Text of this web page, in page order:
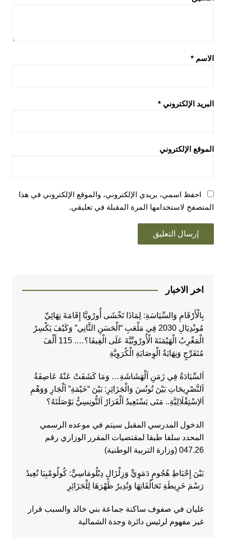
الاسم *
البريد الإلكتروني *
الموقع الإلكتروني
احفظ اسمي، بريدي الإلكتروني، والموقع الإلكتروني في هذا
المتصفح لاستخدامها المرة المقبلة في تعليقي.
اخر الاخبار
بِالْأَرْقَامِ وَالسِّيَاسَةِ: لِمَاذَا تَخْشَى أُورُوبَّا إِقَامَةَ نِهَائِيِّ
مُونْدِيَالِ 2030 فِي مَلْعَبِ “الْحَسَنِ الثَّانِي” وَكَيْفَ يَكْسِرُ
الْمَغْرِبُ الْهَيْمَنَةَ الْأُورُوبِّيَّةَ عَلَى الْفِيفَا؟…. 115 أَلْفَ
مُتَفَرِّجٍ وَنِهَايَةُ الْوِصَايَةِ الْكُرَوِيَّةِ
اَلسِّيَادَةُ فِي زَمَنِ اَلْهَشَاشَةِ… وَمَا كَشَفَتْ عَنْهُ عَاصِفَةُ
اَلتَّصْرِيحَاتِ بَيْنَ تُونُسَ وَالْجَزَائِرِ: بَيْنَ “خَيْمَةِ” اَلْجَارِ وَوَهْمِ
اَلاِسْتِقْلَالِيَّةِ.. مَتَى يَسْتَعِيدُ اَلْقَرَارُ اَلتُّونِسِيُّ بَوْصَلَتَهُ؟
الدخول المدرسي المقبل سیتم في موعده الرسمي
المحدد سلفا طبقا لمقتضیات المقرر الوزاري رقم
047.26 (وزارة التربية الوطنية)
بَيْنَ إِحْبَاطِ هُجُومٍ دَمَوِيٍّ وَزِلْزَالٍ دِبْلُومَاسِيٍّ: كُولُومْبِيَا تُعِيدُ
رَسْمَ خَرِيطَةِ تَحَالُفَاتِهَا وَتُدِيرُ ظَهْرَهَا لِلْجَزَائِرِ
غليان في صفوف ساكنة جماعة بني خالد والسبب قرار
غير مفهوم لرئيس دائرة وجدة الشمالية